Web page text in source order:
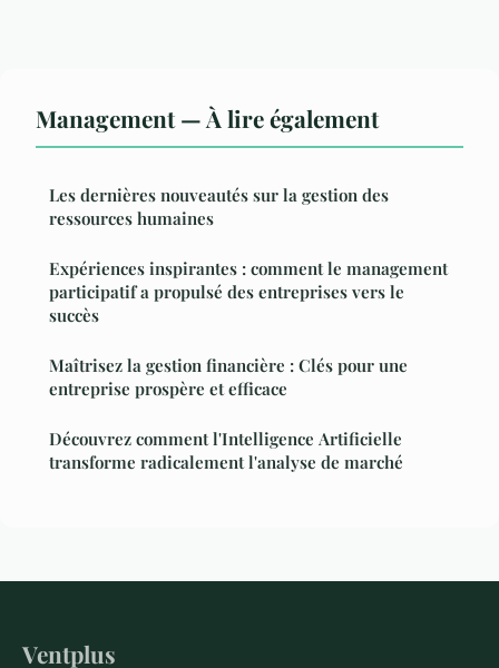
Management — À lire également
Les dernières nouveautés sur la gestion des
ressources humaines
Expériences inspirantes : comment le management
participatif a propulsé des entreprises vers le
succès
Maîtrisez la gestion financière : Clés pour une
entreprise prospère et efficace
Découvrez comment l'Intelligence Artificielle
transforme radicalement l'analyse de marché
Ventplus